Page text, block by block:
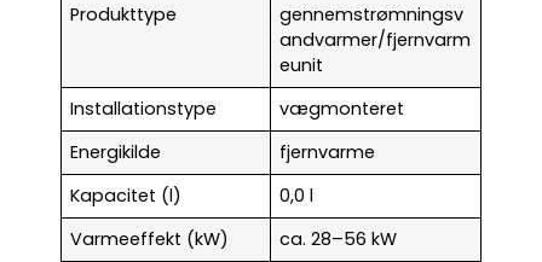
Produkttype
gennemstrømningsv
andvarmer/fjernvarm
eunit
Installationstype
vægmonteret
Energikilde
fjernvarme
Kapacitet (l)
0,0 l
Varmeeffekt (kW)
ca. 28–56 kW